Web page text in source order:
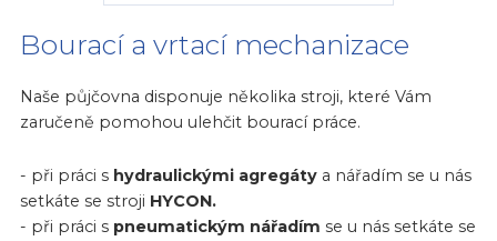
Bourací a vrtací mechanizace
Naše půjčovna disponuje několika stroji, které Vám
zaručeně pomohou ulehčit bourací práce.
- při práci s hydraulickými agregátya nářadím se u nás
setkáte se stroji HYCON.
- při práci spneumatickým nářadím se u nás setkáte se